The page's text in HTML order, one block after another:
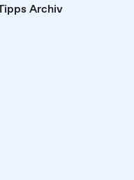
Archiv